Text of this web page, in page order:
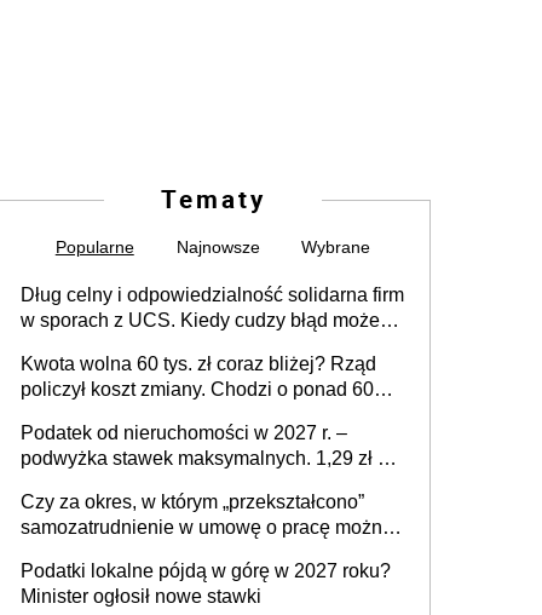
Tematy
Popularne Najnowsze Wybrane
Dług celny i odpowiedzialność solidarna firm
w sporach z UCS. Kiedy cudzy błąd może
Kwota wolna 60 tys. zł coraz bliżej? Rząd
policzył koszt zmiany. Chodzi o ponad 60
Podatek od nieruchomości w 2027 r. –
podwyżka stawek maksymalnych. 1,29 zł za
budynków i lokali związanych z
prowadzeniem działalności gospodarczej
Czy za okres, w którym „przekształcono”
samozatrudnienie w umowę o pracę można
umowy cywilnoprawnej jedynym
racjonalnym wyjściem
Podatki lokalne pójdą w górę w 2027 roku?
Minister ogłosił nowe stawki